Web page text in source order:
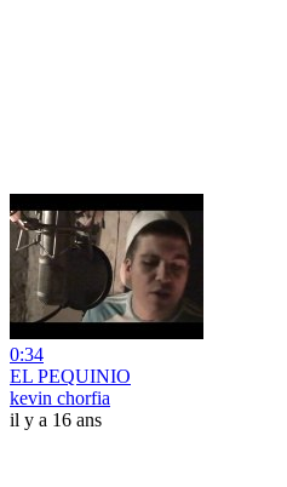
0:34
EL PEQUINIO
kevin chorfia
il y a 16 ans